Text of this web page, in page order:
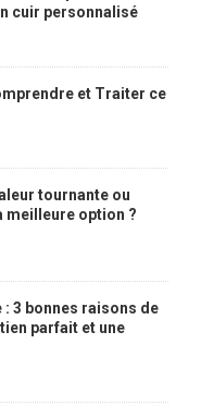
cuir personnalisé
et Traiter ce
tournante ou
meilleure option ?
3 bonnes raisons de
parfait et une